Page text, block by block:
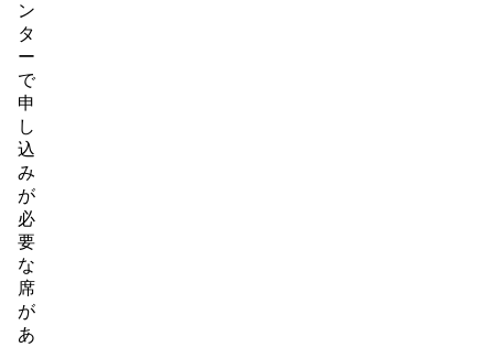
ン
タ
ー
で
申
し
込
み
が
必
要
な
席
が
あ